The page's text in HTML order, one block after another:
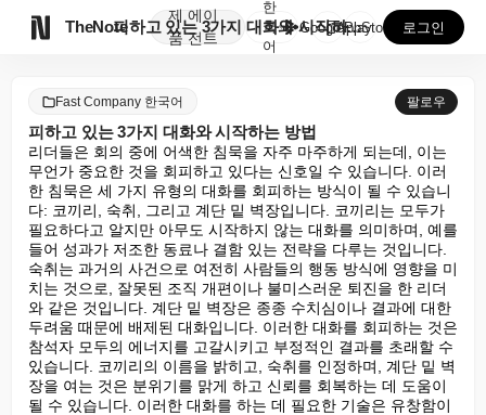
TheNote
제
품
에이
전트
피하고 있는 3가지 대화와 시작하는 방법
한
국
어
GooglePlay
AppStore 로그인
Fast Company 한국어 팔로우
피하고 있는 3가지 대화와 시작하는 방법
리더들은 회의 중에 어색한 침묵을 자주 마주하게 되는데, 이는
무언가 중요한 것을 회피하고 있다는 신호일 수 있습니다. 이러
한 침묵은 세 가지 유형의 대화를 회피하는 방식이 될 수 있습니
다: 코끼리, 숙취, 그리고 계단 밑 벽장입니다. 코끼리는 모두가
필요하다고 알지만 아무도 시작하지 않는 대화를 의미하며, 예를
들어 성과가 저조한 동료나 결함 있는 전략을 다루는 것입니다.
숙취는 과거의 사건으로 여전히 사람들의 행동 방식에 영향을 미
치는 것으로, 잘못된 조직 개편이나 불미스러운 퇴진을 한 리더
와 같은 것입니다. 계단 밑 벽장은 종종 수치심이나 결과에 대한
두려움 때문에 배제된 대화입니다. 이러한 대화를 회피하는 것은
참석자 모두의 에너지를 고갈시키고 부정적인 결과를 초래할 수
있습니다. 코끼리의 이름을 밝히고, 숙취를 인정하며, 계단 밑 벽
장을 여는 것은 분위기를 맑게 하고 신뢰를 회복하는 데 도움이
될 수 있습니다. 이러한 대화를 하는 데 필요한 기술은 유창함이